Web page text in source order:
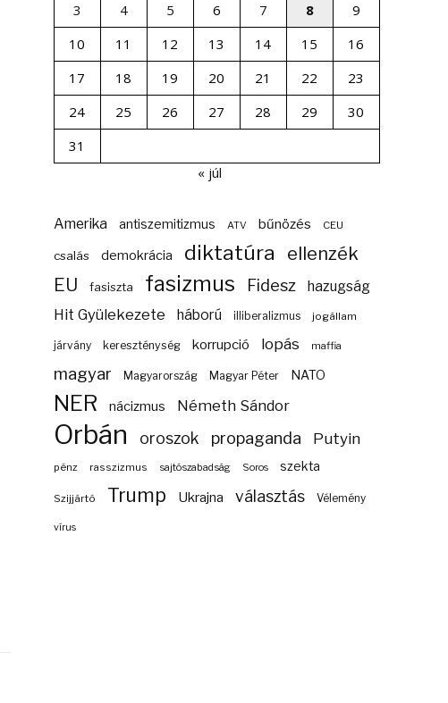
3
4 5 6 7 8
9
10
11 12 13 14 15
16
17
18 19 20 21 22
23
24
25 26 27 28 29
30
31
« júl
Amerika antiszemitizmus ATV bűnözés CEU
csalás demokrácia diktatúra ellenzék
EU fasiszta fasizmus Fidesz hazugság
Hit Gyülekezete háború illiberalizmus jogállam
járvány kereszténység korrupció lopás maffia
magyar Magyarország Magyar Péter NATO
NER nácizmus Németh Sándor
Orbán oroszok propaganda Putyin
pénz rasszizmus sajtószabadság Soros szekta
Szijjártó Trump Ukrajna választás Vélemény
vírus